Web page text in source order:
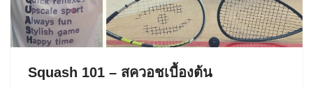
Squash 101 – สควอชเบื้องต้น